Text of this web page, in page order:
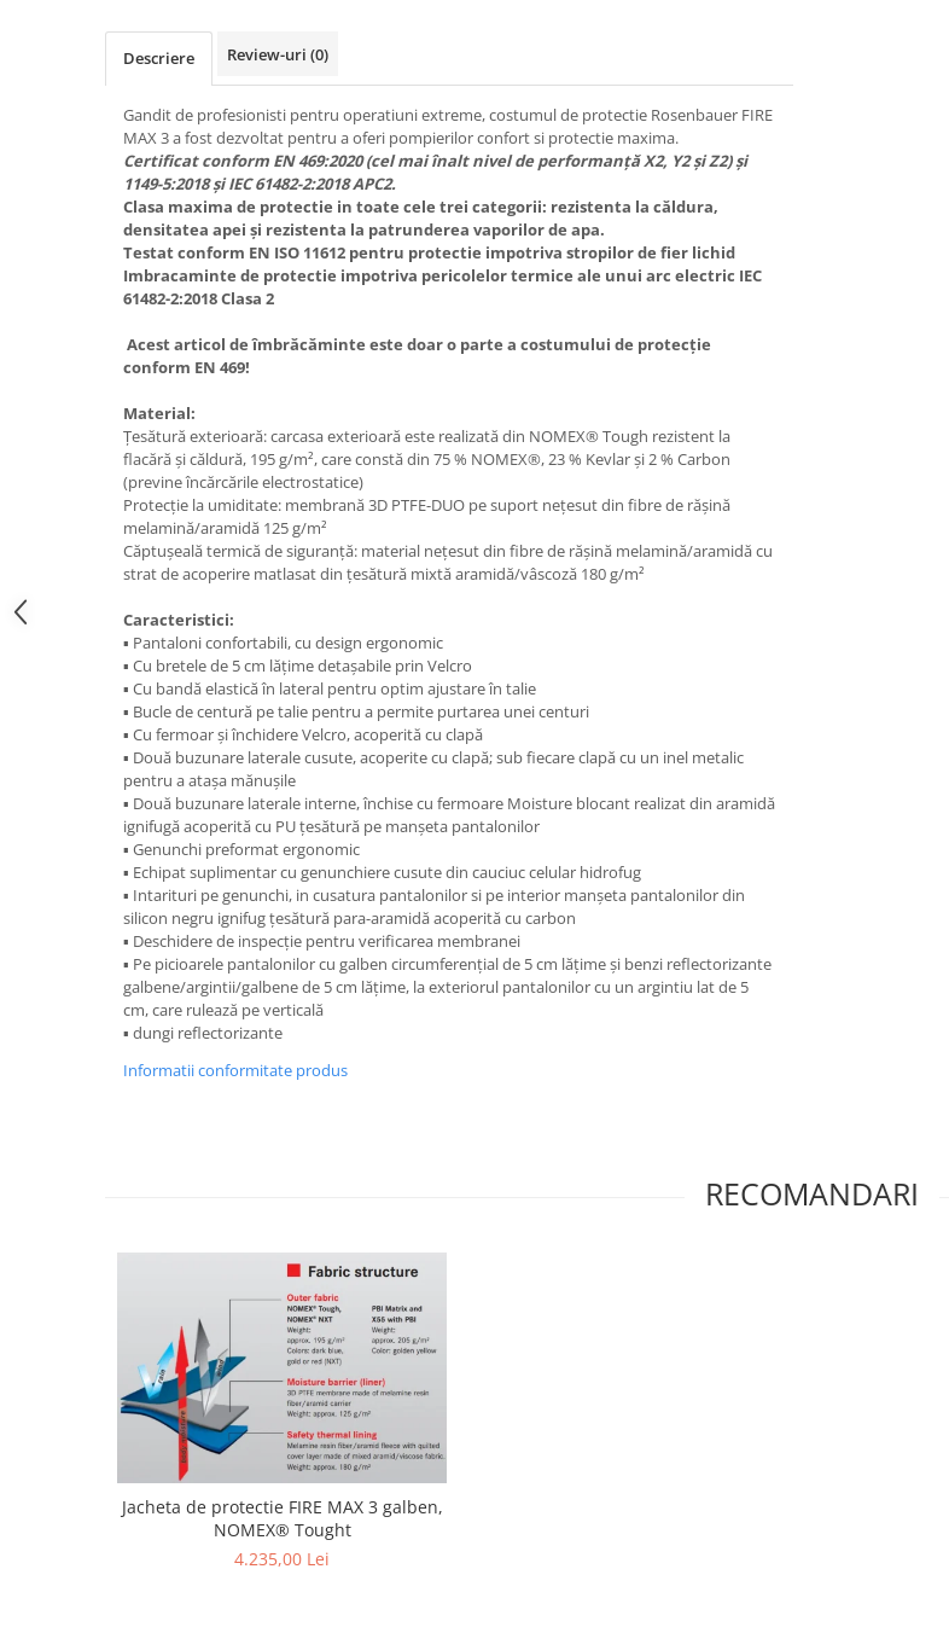
Descriere Review-uri (0)
Gandit de profesionisti pentru operatiuni extreme, costumul de protectie Rosenbauer FIRE
MAX 3 a fost dezvoltat pentru a oferi pompierilor confort si protectie maxima.
Certificat conform EN 469:2020 (cel mai înalt nivel de performanță X2, Y2 și Z2) și
1149-5:2018 și IEC 61482-2:2018 APC2.
Clasa maxima de protectie in toate cele trei categorii: rezistenta la căldura,
densitatea apei și rezistenta la patrunderea vaporilor de apa.
Testat conform EN ISO 11612 pentru protectie impotriva stropilor de fier lichid
Imbracaminte de protectie impotriva pericolelor termice ale unui arc electric IEC
61482-2:2018 Clasa 2
Acest articol de îmbrăcăminte este doar o parte a costumului de protecție
conform EN 469!
Material:
Țesătură exterioară: carcasa exterioară este realizată din NOMEX® Tough rezistent la
flacără și căldură, 195 g/m², care constă din 75 % NOMEX®, 23 % Kevlar și 2 % Carbon
(previne încărcările electrostatice)
Protecție la umiditate: membrană 3D PTFE-DUO pe suport nețesut din fibre de rășină
melamină/aramidă 125 g/m²
Căptușeală termică de siguranță: material nețesut din fibre de rășină melamină/aramidă cu
strat de acoperire matlasat din țesătură mixtă aramidă/vâscoză 180 g/m²
Caracteristici:
▪ Pantaloni confortabili, cu design ergonomic
▪ Cu bretele de 5 cm lățime detașabile prin Velcro
▪ Cu bandă elastică în lateral pentru optim ajustare în talie
▪ Bucle de centură pe talie pentru a permite purtarea unei centuri
▪ Cu fermoar și închidere Velcro, acoperită cu clapă
▪ Două buzunare laterale cusute, acoperite cu clapă; sub fiecare clapă cu un inel metalic
pentru a atașa mănușile
▪ Două buzunare laterale interne, închise cu fermoare Moisture blocant realizat din aramidă
ignifugă acoperită cu PU țesătură pe manșeta pantalonilor
▪ Genunchi preformat ergonomic
▪ Echipat suplimentar cu genunchiere cusute din cauciuc celular hidrofug
▪ Intarituri pe genunchi, in cusatura pantalonilor si pe interior manșeta pantalonilor din
silicon negru ignifug țesătură para-aramidă acoperită cu carbon
▪ Deschidere de inspecţie pentru verificarea membranei
▪ Pe picioarele pantalonilor cu galben circumferenţial de 5 cm lăţime și benzi reflectorizante
galbene/argintii/galbene de 5 cm lățime, la exteriorul pantalonilor cu un argintiu lat de 5
cm, care rulează pe verticală
▪ dungi reflectorizante
Informatii conformitate produs
RECOMANDARI
Jacheta de protectie FIRE MAX 3 galben,
NOMEX® Tought
4.235,00 Lei